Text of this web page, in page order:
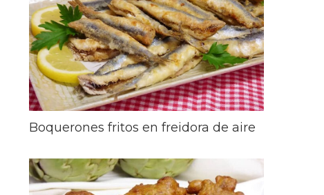
Boquerones fritos en freidora de aire